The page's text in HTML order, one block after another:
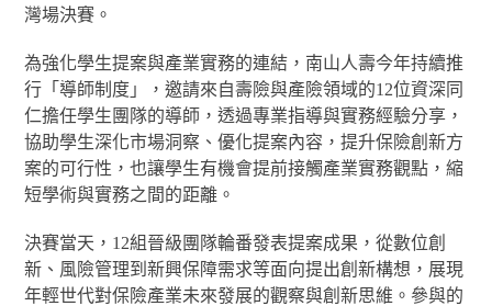
灣場決賽。
為強化學生提案與產業實務的連結，南山人壽今年持續推
行「導師制度」，邀請來自壽險與產險領域的12位資深同
仁擔任學生團隊的導師，透過專業指導與實務經驗分享，
協助學生深化市場洞察、優化提案內容，提升保險創新方
案的可行性，也讓學生有機會提前接觸產業實務觀點，縮
短學術與實務之間的距離。
決賽當天，12組晉級團隊輪番發表提案成果，從數位創
新、風險管理到新興保障需求等面向提出創新構想，展現
年輕世代對保險產業未來發展的觀察與創新思維。參與的